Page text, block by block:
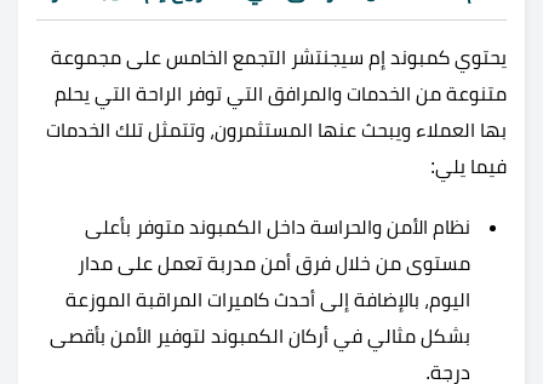
يحتوي كمبوند إم سيجنتشر التجمع الخامس على مجموعة
متنوعة من الخدمات والمرافق التي توفر الراحة التي يحلم
بها العملاء ويبحث عنها المستثمرون، وتتمثل تلك الخدمات
فيما يلي:
نظام الأمن والحراسة داخل الكمبوند متوفر بأعلى
مستوى من خلال فرق أمن مدربة تعمل على مدار
اليوم، بالإضافة إلى أحدث كاميرات المراقبة الموزعة
بشكل مثالي في أركان الكمبوند لتوفير الأمن بأقصى
درجة.